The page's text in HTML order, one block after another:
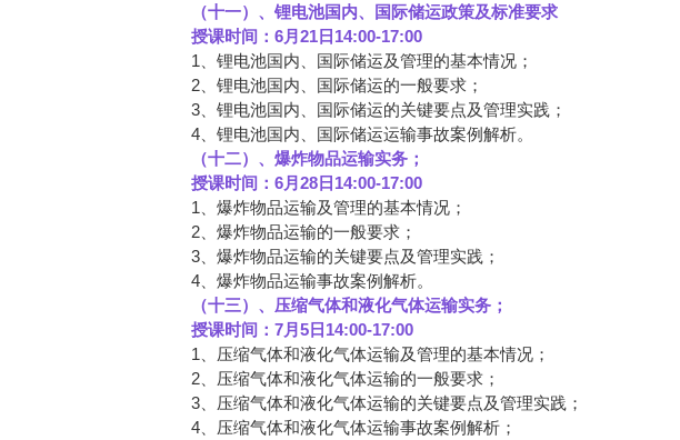
（十一）、锂电池国内、国际储运政策及标准要求
授课时间：6月21日14:00-17:00
1、锂电池国内、国际储运及管理的基本情况；
2、锂电池国内、国际储运的一般要求；
3、锂电池国内、国际储运的关键要点及管理实践；
4、锂电池国内、国际储运运输事故案例解析。
（十二）、爆炸物品运输实务；
授课时间：6月28日14:00-17:00
1、爆炸物品运输及管理的基本情况；
2、爆炸物品运输的一般要求；
3、爆炸物品运输的关键要点及管理实践；
4、爆炸物品运输事故案例解析。
（十三）、压缩气体和液化气体运输实务；
授课时间：7月5日14:00-17:00
1、压缩气体和液化气体运输及管理的基本情况；
2、压缩气体和液化气体运输的一般要求；
3、压缩气体和液化气体运输的关键要点及管理实践；
4、压缩气体和液化气体运输事故案例解析；